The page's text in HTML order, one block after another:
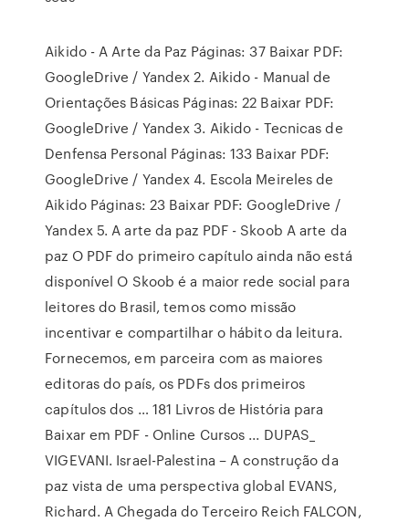
Aikido - A Arte da Paz Páginas: 37 Baixar PDF:
GoogleDrive / Yandex 2. Aikido - Manual de
Orientações Básicas Páginas: 22 Baixar PDF:
GoogleDrive / Yandex 3. Aikido - Tecnicas de
Denfensa Personal Páginas: 133 Baixar PDF:
GoogleDrive / Yandex 4. Escola Meireles de
Aikido Páginas: 23 Baixar PDF: GoogleDrive /
Yandex 5. A arte da paz PDF - Skoob A arte da
paz O PDF do primeiro capítulo ainda não está
disponível O Skoob é a maior rede social para
leitores do Brasil, temos como missão
incentivar e compartilhar o hábito da leitura.
Fornecemos, em parceira com as maiores
editoras do país, os PDFs dos primeiros
capítulos dos … 181 Livros de História para
Baixar em PDF - Online Cursos ... DUPAS_
VIGEVANI. Israel-Palestina – A construção da
paz vista de uma perspectiva global EVANS,
Richard. A Chegada do Terceiro Reich FALCON,